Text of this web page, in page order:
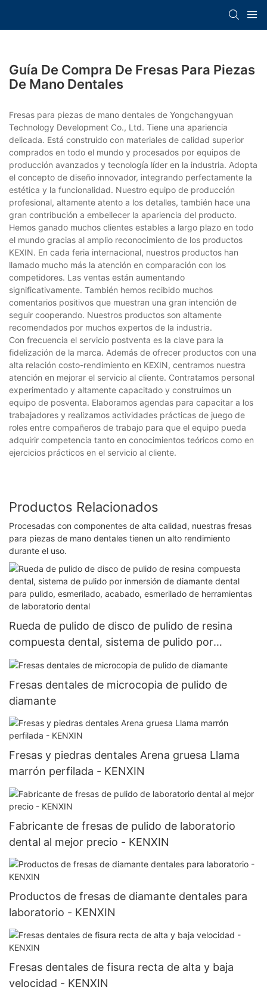
Guía De Compra De Fresas Para Piezas
De Mano Dentales
Fresas para piezas de mano dentales de Yongchangyuan
Technology Development Co., Ltd. Tiene una apariencia
delicada. Está construido con materiales de calidad superior
comprados en todo el mundo y procesados por equipos de
producción avanzados y tecnología líder en la industria. Adopta
el concepto de diseño innovador, integrando perfectamente la
estética y la funcionalidad. Nuestro equipo de producción
profesional, altamente atento a los detalles, también hace una
gran contribución a embellecer la apariencia del producto.
Hemos ganado muchos clientes estables a largo plazo en todo
el mundo gracias al amplio reconocimiento de los productos
KEXIN. En cada feria internacional, nuestros productos han
llamado mucho más la atención en comparación con los
competidores. Las ventas están aumentando
significativamente. También hemos recibido muchos
comentarios positivos que muestran una gran intención de
seguir cooperando. Nuestros productos son altamente
recomendados por muchos expertos de la industria.
Con frecuencia el servicio postventa es la clave para la
fidelización de la marca. Además de ofrecer productos con una
alta relación costo-rendimiento en KEXIN, centramos nuestra
atención en mejorar el servicio al cliente. Contratamos personal
experimentado y altamente capacitado y construimos un
equipo de posventa. Elaboramos agendas para capacitar a los
trabajadores y realizamos actividades prácticas de juego de
roles entre compañeros de trabajo para que el equipo pueda
adquirir competencia tanto en conocimientos teóricos como en
ejercicios prácticos en el servicio al cliente.
Productos Relacionados
Procesadas con componentes de alta calidad, nuestras fresas
para piezas de mano dentales tienen un alto rendimiento
durante el uso.
Rueda de pulido de disco de pulido de resina
compuesta dental, sistema de pulido por
inmersión de diamante dental para pulido,
esmerilado, acabado, esmerilado de
herramientas de laboratorio dental
Fresas dentales de microcopia de pulido de
diamante
Fresas y piedras dentales Arena gruesa Llama
marrón perfilada - KENXIN
Fabricante de fresas de pulido de laboratorio
dental al mejor precio - KENXIN
Productos de fresas de diamante dentales para
laboratorio - KENXIN
Fresas dentales de fisura recta de alta y baja
velocidad - KENXIN